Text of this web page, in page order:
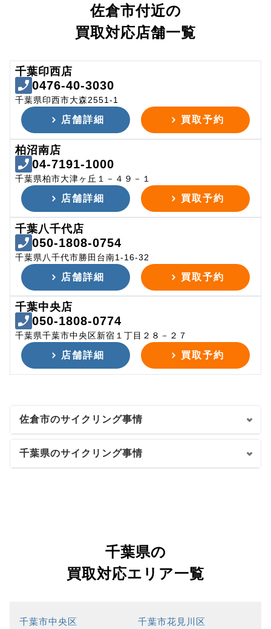
佐倉市付近の
買取対応店舗一覧
千葉印西店
0476-40-3030
千葉県印西市大森2551-1
店舗詳細 買取予約
柏沼南店
04-7191-1000
千葉県柏市大津ヶ丘１－４９－１
店舗詳細 買取予約
千葉八千代店
050-1808-0754
千葉県八千代市勝田台南1-16-32
店舗詳細 買取予約
千葉中央店
050-1808-0774
千葉県千葉市中央区新宿１丁目２８－２７
店舗詳細 買取予約
佐倉市のサイクリング事情
千葉県のサイクリング事情
千葉県の
買取対応エリア一覧
千葉市中央区 千葉市花見川区